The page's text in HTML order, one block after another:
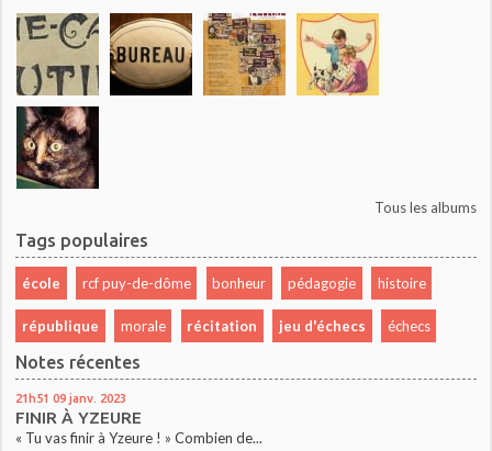
Tous les albums
Tags populaires
école rcf puy-de-dôme bonheur pédagogie histoire
république morale récitation jeu d'échecs échecs
Notes récentes
21h51 09 janv. 2023
FINIR À YZEURE
« Tu vas finir à Yzeure ! » Combien de...